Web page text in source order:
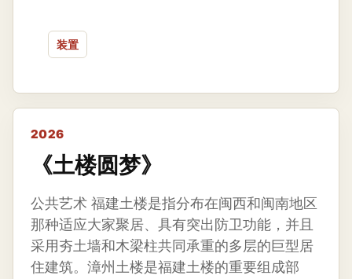
装置
2026
《土楼圆梦》
公共艺术 福建土楼是指分布在闽西和闽南地区
那种适应大家聚居、具有突出防卫功能，并且
采用夯土墙和木梁柱共同承重的多层的巨型居
住建筑。漳州土楼是福建土楼的重要组成部